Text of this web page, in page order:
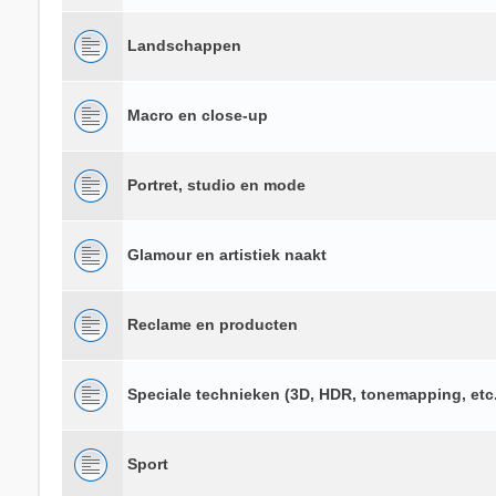
Landschappen
Macro en close-up
Portret, studio en mode
Glamour en artistiek naakt
Reclame en producten
Speciale technieken (3D, HDR, tonemapping,
Sport